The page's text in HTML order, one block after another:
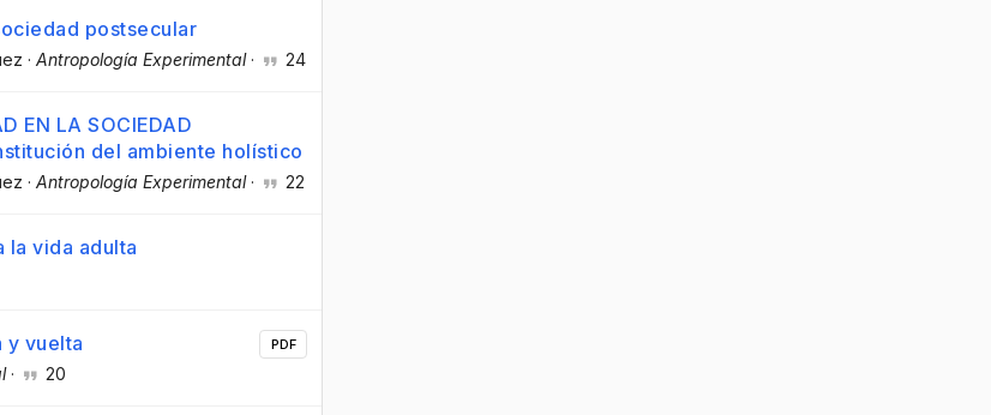
postsecular
· Antropología Experimental· 24
EN LA SOCIEDAD
del ambiente holístico
· Antropología Experimental· 22
la vida adulta
y vuelta
· 20
PDF